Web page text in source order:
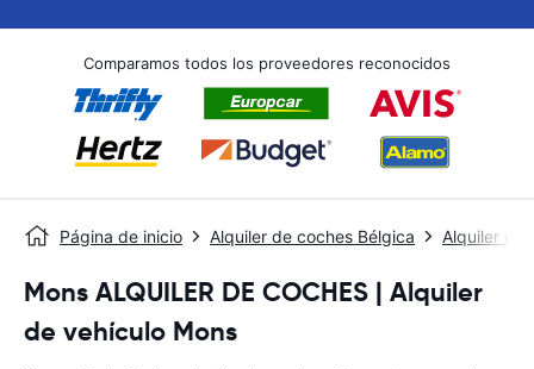
Comparamos todos los proveedores reconocidos
Página de inicio Alquiler de coches Bélgica Alquiler de
Mons ALQUILER DE COCHES | Alquiler
de vehículo Mons